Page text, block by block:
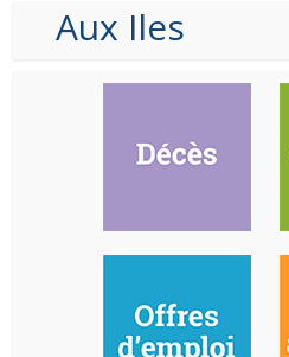
Aux Iles